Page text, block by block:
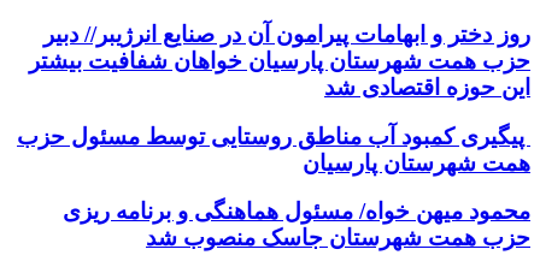
روز دختر و ابهامات پیرامون آن در صنایع انرژیبر// دبیر
حزب همت شهرستان پارسیان خواهان شفافیت بیشتر
این حوزه اقتصادی شد
پیگیری کمبود آب مناطق روستایی توسط مسئول حزب
همت شهرستان پارسیان
محمود میهن خواه/ مسئول هماهنگی و برنامه ریزی
حزب همت شهرستان جاسک منصوب شد